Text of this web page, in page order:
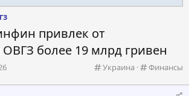
привлек от
более 19 млрд гривен
К
т
Украина
К
т
Финансы